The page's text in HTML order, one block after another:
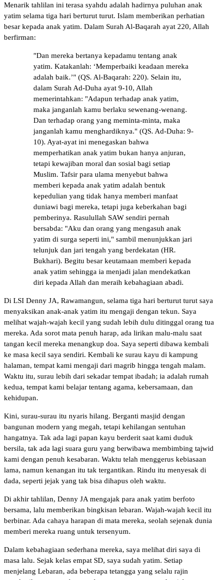
Menarik tahlilan ini terasa syahdu adalah hadirnya puluhan anak
yatim selama tiga hari berturut turut. Islam memberikan perhatian
besar kepada anak yatim. Dalam Surah Al-Baqarah ayat 220, Allah
berfirman:
"Dan mereka bertanya kepadamu tentang anak
yatim. Katakanlah: ‘Memperbaiki keadaan mereka
adalah baik.’" (QS. Al-Baqarah: 220). Selain itu,
dalam Surah Ad-Duha ayat 9-10, Allah
memerintahkan: "Adapun terhadap anak yatim,
maka janganlah kamu berlaku sewenang-wenang.
Dan terhadap orang yang meminta-minta, maka
janganlah kamu menghardiknya." (QS. Ad-Duha: 9-
10). Ayat-ayat ini menegaskan bahwa
memperhatikan anak yatim bukan hanya anjuran,
tetapi kewajiban moral dan sosial bagi setiap
Muslim. Tafsir para ulama menyebut bahwa
memberi kepada anak yatim adalah bentuk
kepedulian yang tidak hanya memberi manfaat
duniawi bagi mereka, tetapi juga keberkahan bagi
pemberinya. Rasulullah SAW sendiri pernah
bersabda: "Aku dan orang yang mengasuh anak
yatim di surga seperti ini," sambil menunjukkan jari
telunjuk dan jari tengah yang berdekatan (HR.
Bukhari). Begitu besar keutamaan memberi kepada
anak yatim sehingga ia menjadi jalan mendekatkan
diri kepada Allah dan meraih kebahagiaan abadi.
Di LSI Denny JA, Rawamangun, selama tiga hari berturut turut saya
menyaksikan anak-anak yatim itu mengaji dengan tekun. Saya
melihat wajah-wajah kecil yang sudah lebih dulu ditinggal orang tua
mereka. Ada sorot mata penuh harap, ada lirikan malu-malu saat
tangan kecil mereka menangkup doa. Saya seperti dibawa kembali
ke masa kecil saya sendiri. Kembali ke surau kayu di kampung
halaman, tempat kami mengaji dari magrib hingga tengah malam.
Waktu itu, surau lebih dari sekadar tempat ibadah; ia adalah rumah
kedua, tempat kami belajar tentang agama, kebersamaan, dan
kehidupan.
Kini, surau-surau itu nyaris hilang. Berganti masjid dengan
bangunan modern yang megah, tetapi kehilangan sentuhan
hangatnya. Tak ada lagi papan kayu berderit saat kami duduk
bersila, tak ada lagi suara guru yang berwibawa membimbing tajwid
kami dengan penuh kesabaran. Waktu telah menggerus kebiasaan
lama, namun kenangan itu tak tergantikan. Rindu itu menyesak di
dada, seperti jejak yang tak bisa dihapus oleh waktu.
Di akhir tahlilan, Denny JA mengajak para anak yatim berfoto
bersama, lalu memberikan bingkisan lebaran. Wajah-wajah kecil itu
berbinar. Ada cahaya harapan di mata mereka, seolah sejenak dunia
memberi mereka ruang untuk tersenyum.
Dalam kebahagiaan sederhana mereka, saya melihat diri saya di
masa lalu. Sejak kelas empat SD, saya sudah yatim. Setiap
menjelang Lebaran, ada beberapa tetangga yang selalu rajin